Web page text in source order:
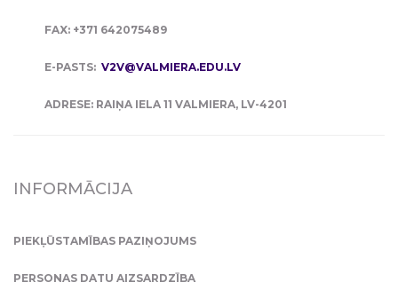
FAX: +371 642075489
E-PASTS: V2V@VALMIERA.EDU.LV
ADRESE: RAIŅA IELA 11 VALMIERA, LV-4201
INFORMĀCIJA
PIEKĻŪSTAMĪBAS PAZIŅOJUMS
PERSONAS DATU AIZSARDZĪBA